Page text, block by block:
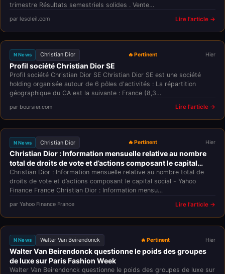
trimestre Résultats semestriels solides . Vente…
par lesoleil.com Lire l'article →
N News Christian Dior 🔥 Pertinent Hier
Profil société Christian Dior SE
Profil société Christian Dior SE Christian Dior SE est une société
holding organisée autour de 6 pôles d'activités : La répartition
géographique du CA est la suivante : France (8,3…
par boursier.com Lire l'article →
N News Christian Dior 🔥 Pertinent Hier
Christian Dior : Information mensuelle relative au nombre
total de droits de vote et d’actions composant le capital
social - Yahoo Finance France
Christian Dior : Information mensuelle relative au nombre total de
droits de vote et d’actions composant le capital social - Yahoo
Finance France Christian Dior : Information mensu…
par Yahoo Finance France Lire l'article →
N News Walter Van Beirendonck 🔥 Pertinent Hier
Walter Van Beirendonck questionne le poids des groupes
de luxe sur Paris Fashion Week
Walter Van Beirendonck questionne le poids des groupes de luxe sur